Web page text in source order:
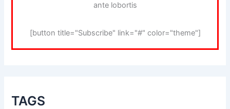
ante lobortis
[button title="Subscribe" link="#" color="theme"]
TAGS